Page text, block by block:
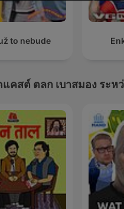
to nebude
คสต์ ตลก เบาสมอง ระห